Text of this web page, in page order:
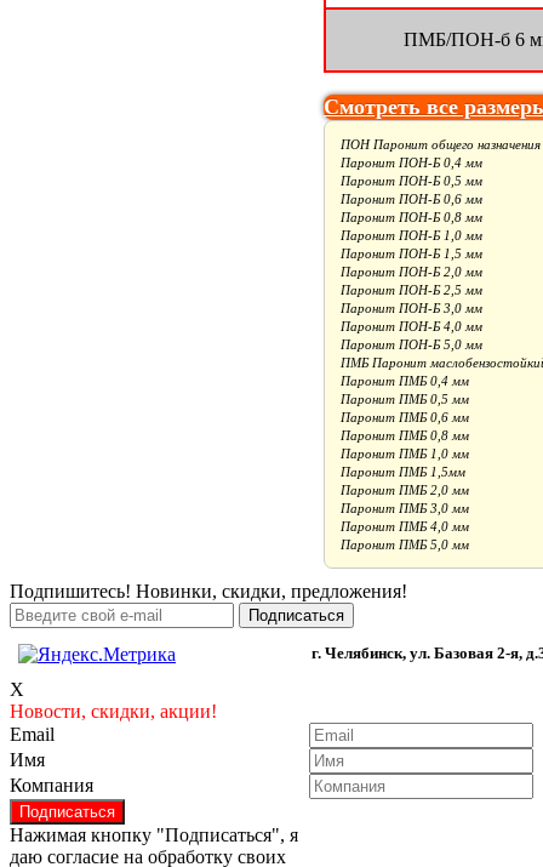
ПМБ/ПОН-б 6
Смотреть все
ПОН Паронит общего назначения
Паронит ПОН-Б 0,4 мм
Паронит ПОН-Б 0,5 мм
Паронит ПОН-Б 0,6 мм
Паронит ПОН-Б 0,8 мм
Паронит ПОН-Б 1,0 мм
Паронит ПОН-Б 1,5 мм
Паронит ПОН-Б 2,0 мм
Паронит ПОН-Б 2,5 мм
Паронит ПОН-Б 3,0 мм
Паронит ПОН-Б 4,0 мм
Паронит ПОН-Б 5,0 мм
ПМБ Паронит
Паронит ПМБ 0,4 мм
Паронит ПМБ 0,5 мм
Паронит ПМБ 0,6 мм
Паронит ПМБ 0,8 мм
Паронит ПМБ 1,0 мм
Паронит ПМБ 1,5мм
Паронит ПМБ 2,0 мм
Паронит ПМБ 3,0 мм
Паронит ПМБ 4,0 мм
Паронит ПМБ 5,0 мм
Подпишитесь! Новинки, скидки, предложения!
г. Челябинск, ул. Базовая 2-я,
X
Новости, скидки, акции!
Email
Имя
Компания
Нажимая кнопку "Подписаться", я
даю согласие на обработку своих